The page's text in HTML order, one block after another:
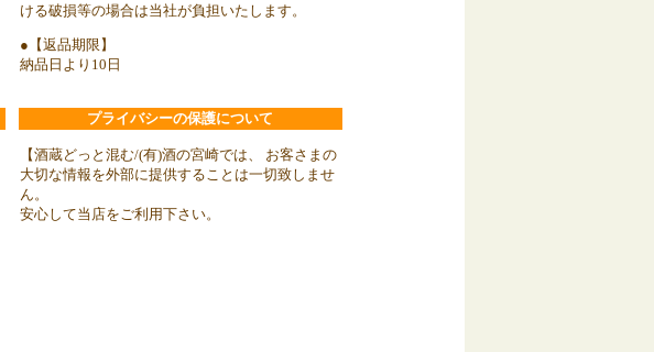
ける破損等の場合は当社が負担いたします。
●【返品期限】
納品日より10日
プライバシーの保護について
【酒蔵どっと混む/(有)酒の宮崎では、 お客さまの
大切な情報を外部に提供することは一切致しませ
ん。
安心して当店をご利用下さい。